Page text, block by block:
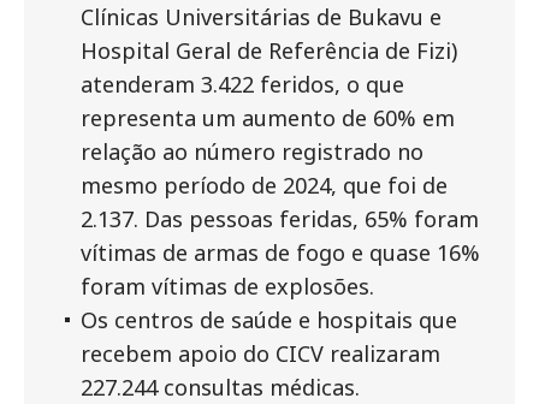
Clínicas Universitárias de Bukavu e
Hospital Geral de Referência de Fizi)
atenderam 3.422 feridos, o que
representa um aumento de 60% em
relação ao número registrado no
mesmo período de 2024, que foi de
2.137. Das pessoas feridas, 65% foram
vítimas de armas de fogo e quase 16%
foram vítimas de explosões.
Os centros de saúde e hospitais que
recebem apoio do CICV realizaram
227.244 consultas médicas.